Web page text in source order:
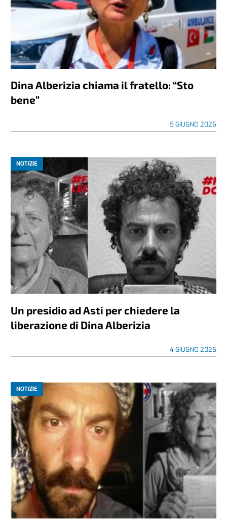
Dina Alberizia chiama il fratello: “Sto
bene”
5 GIUGNO 2026
NOTIZIE
Un presidio ad Asti per chiedere la
liberazione di Dina Alberizia
4 GIUGNO 2026
NOTIZIE